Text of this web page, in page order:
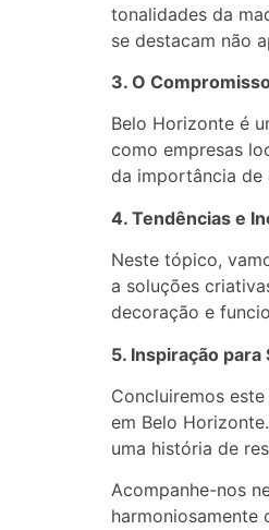
tonalidades da
se destacam não
3. O
Belo Horizonte é
como empresas
da importância de
4. Tendências e
Neste tópico,
a soluções
decoração e
5. Inspiração para
Concluiremos
em Belo
uma história de
Acompanhe-nos
harmoniosamente